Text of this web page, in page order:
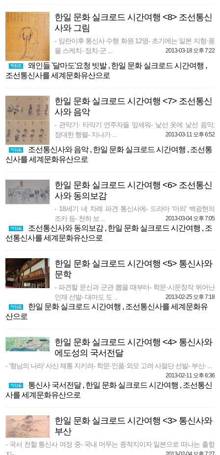
한일 문화 실크로드 시간여행 <8> 조선통신
사와 그림
- 임란이후 통신사 수행 화원 12명- 초기에는 일본 지형·풍
물 스케치- 정치·군 ...
2013-03-18 오후 7:22
왜인들 '달마도'요청 빗발, 한일 문화 실크로드 시간여행 ,
조선통신사를 세계문화유산으로
한일 문화 실크로드 시간여행 <7> 조선통신
사와 음악
- 관악기· 타악기 연주자들 앞세워- 낯선 옷에 낯선 음악,
장대한 행렬- 지나가 ...
2013-03-11 오후 6:52
조선통신사와 음악, 한일 문화 실크로드 시간여행 , 조선통
신사를 세계문화유산으로
한일 문화 실크로드 시간여행 <6> 조선통신
사와 동의보감
- 18세기 네 차례 파견 통신사에- 드라마 '마의' 백광현의
조카 등- 천하 보 ...
2013-03-04 오후 7:05
조선통신사와 동의보감, 한일 문화 실크로드 시간여행 , 조
선통신사를 세계문화유산으로
한일 문화 실크로드 시간여행 <5> 통신사와
문학
- 파견할 문신과 군관 뽑을 때부터- 학문·시문창작 뛰어난
인재 선발- 대마도 도 ...
2013-02-25 오후 7:18
한일 문화 실크로드 시간여행 , 조선통신사를 세계문화유
산으로
한일 문화 실크로드 시간여행 <4> 통신사와
에도성의 국서전달
- '형님의 나라' 사신 체통 지키려- 학문·인품·외모 고려 사절단 선발- 부산· ...
2013-02-11 오후 6:36
통신사 국서전달, 한일 문화 실크로드 시간여행 , 조선통신
사를 세계문화유산으로
한일 문화 실크로드 시간여행 <3> 통신사와
부산
- 국서 전할 통신사 여정 중- 국내 머무는 종착지이자 일본으로 떠나는 출항